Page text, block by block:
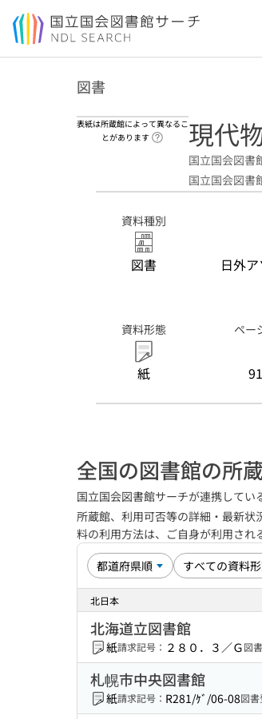
本文へ移動
図書
表紙は所蔵館によって異なるこ
とがあります
ヘルプページへ
現代
国立国会図書
国立国会図書
資料種別
図書
日外
資料形態
紙
ペー
全国の図書館の所
国立国会図書館サーチが連携してい
所蔵館、利用可否等の詳細・最新
料の利用方法は、ご自身が利用さ
北日本
北海道立図書館
紙請求記号： ２８０．３／Ｇ図
札幌市中央図書館
紙請求記号： R281/ｹﾞ/06-08図書